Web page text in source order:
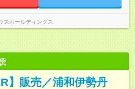
スホールディングス
】販売／浦和伊勢丹